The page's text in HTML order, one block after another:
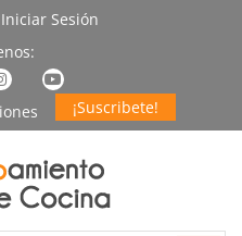
Sesión
¡Suscribete!